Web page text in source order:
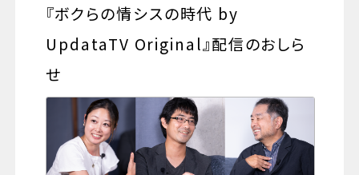
『ボクらの情シスの時代 by
UpdataTV Original』配信のおしら
せ